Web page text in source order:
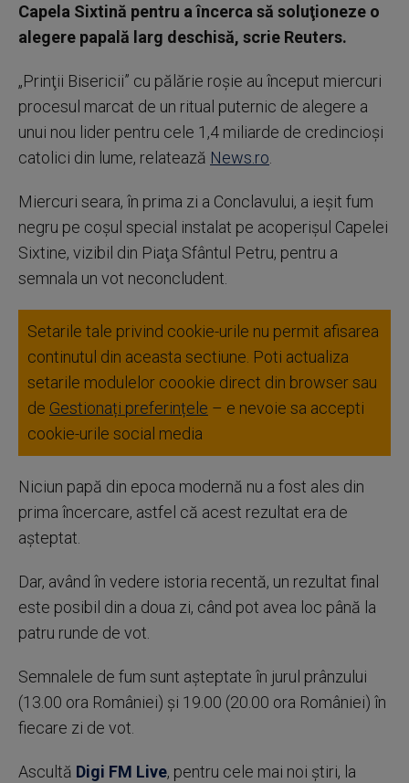
Capela Sixtină pentru a încerca să soluţioneze o
alegere papală larg deschisă, scrie Reuters.
„Prinţii Bisericii” cu pălărie roşie au început miercuri
procesul marcat de un ritual puternic de alegere a
unui nou lider pentru cele 1,4 miliarde de credincioşi
catolici din lume, relatează News.ro
Miercuri seara, în prima zi a Conclavului, a ieşit fum
negru pe coşul special instalat pe acoperişul Capelei
Sixtine, vizibil din Piaţa Sfântul Petru, pentru a
semnala un vot neconcludent.
Setarile tale privind cookie-urile nu permit afisarea
continutul din aceasta sectiune. Poti actualiza
setarile modulelor coookie direct din browser sau
de Gestionați preferințele – e nevoie sa accepti
cookie-urile social media
Niciun papă din epoca modernă nu a fost ales din
prima încercare, astfel că acest rezultat era de
aşteptat.
Dar, având în vedere istoria recentă, un rezultat final
este posibil din a doua zi, când pot avea loc până la
patru runde de vot.
Semnalele de fum sunt aşteptate în jurul prânzului
(13.00 ora României) şi 19.00 (20.00 ora României) în
fiecare zi de vot.
Ascultă Digi FM Live, pentru cele mai noi știri, la